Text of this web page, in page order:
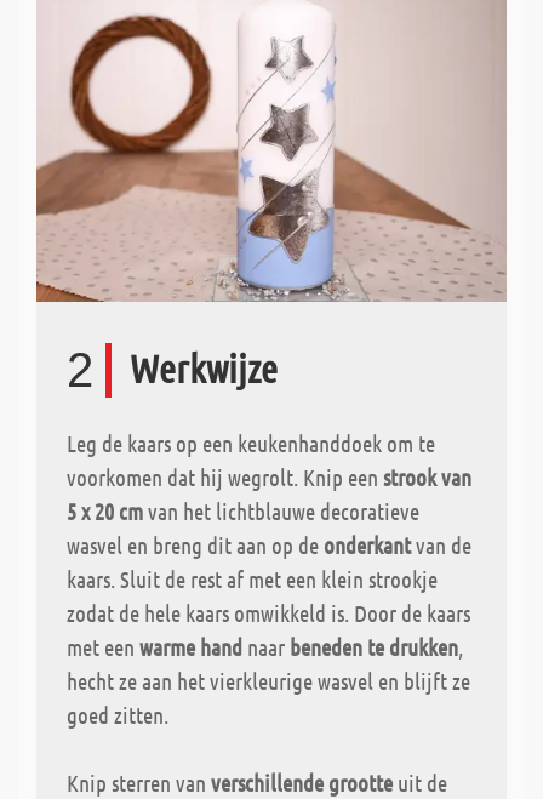
2 Werkwijze
Leg de kaars op een keukenhanddoek om te
voorkomen dat hij wegrolt. Knip een strook van
5 x 20 cmvan het lichtblauwe decoratieve
wasvel en breng dit aan op de onderkantvan de
kaars. Sluit de rest af met een klein strookje
zodat de hele kaars omwikkeld is. Door de kaars
met een warme hand naar beneden te drukken,
hecht ze aan het vierkleurige wasvel en blijft ze
goed zitten.
Knip sterren van verschillende grootte uit de